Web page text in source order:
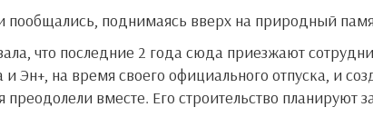
пообщались, поднимаясь вверх на природный
и Эн+, на время своего официального отпуска, и
вместе. Его строительство планируют